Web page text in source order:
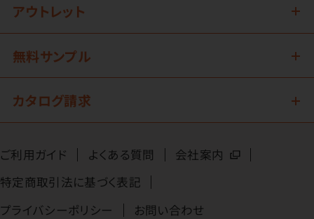
アウトレット
無料サンプル
カタログ請求
ご利用ガイド よくある質問
会社案内
特定商取引法に基づく表記
プライバシーポリシー
お問い合わせ